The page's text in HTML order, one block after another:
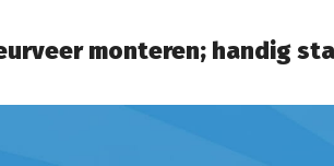
monteren; handig